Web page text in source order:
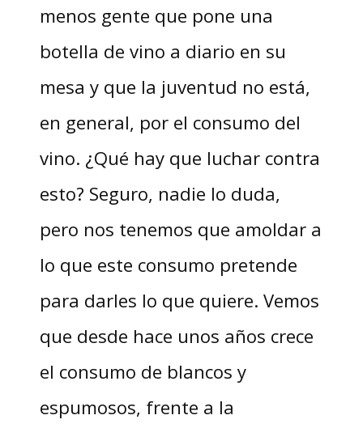
menos gente que pone una
botella de vino a diario en su
mesa y que la juventud no está,
en general, por el consumo del
vino. ¿Qué hay que luchar contra
esto? Seguro, nadie lo duda,
pero nos tenemos que amoldar a
lo que este consumo pretende
para darles lo que quiere. Vemos
que desde hace unos años crece
el consumo de blancos y
espumosos, frente a la